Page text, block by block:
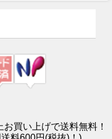
買い上げで送料無料！